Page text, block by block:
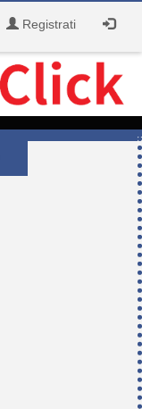
Registrati